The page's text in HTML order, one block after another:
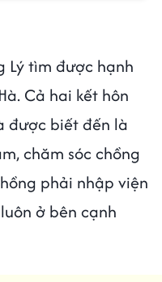
Lý tìm được hạnh
Cả hai kết hôn
được biết đến là
chăm sóc chồng
phải nhập viện
ở bên cạnh